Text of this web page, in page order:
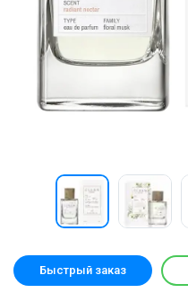
Быстрый заказ